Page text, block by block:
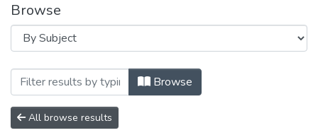
Browse
Browsing 12.00.01 - теорія та історія
Browse
All browse results